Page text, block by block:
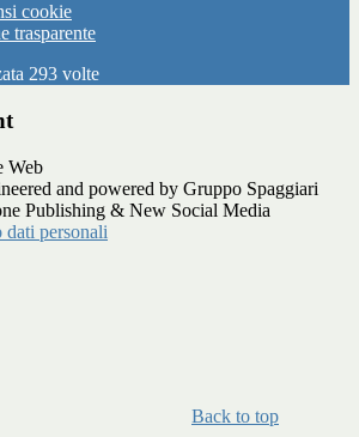
cookie
trasparente
293 volte
and powered by Gruppo Spaggiari
Publishing & New Social Media
dati personali
Back to top